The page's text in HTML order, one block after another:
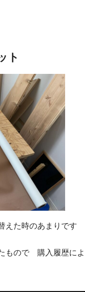
ト
えた時のあまりです
もので 購入履歴によ